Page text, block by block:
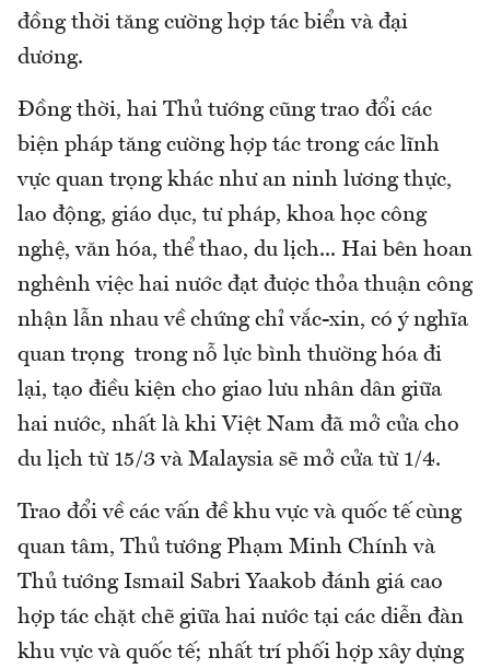
đồng thời tăng cường hợp tác biển và đại
dương.
Đồng thời, hai Thủ tướng cũng trao đổi các
biện pháp tăng cường hợp tác trong các lĩnh
vực quan trọng khác như an ninh lương thực,
lao động, giáo dục, tư pháp, khoa học công
nghệ, văn hóa, thể thao, du lịch... Hai bên hoan
nghênh việc hai nước đạt được thỏa thuận công
nhận lẫn nhau về chứng chỉ vắc-xin, có ý nghĩa
quan trọng trong nỗ lực bình thường hóa đi
lại, tạo điều kiện cho giao lưu nhân dân giữa
hai nước, nhất là khi Việt Nam đã mở cửa cho
du lịch từ 15/3 và Malaysia sẽ mở cửa từ 1/4.
Trao đổi về các vấn đề khu vực và quốc tế cùng
quan tâm, Thủ tướng Phạm Minh Chính và
Thủ tướng Ismail Sabri Yaakob đánh giá cao
hợp tác chặt chẽ giữa hai nước tại các diễn đàn
khu vực và quốc tế; nhất trí phối hợp xây dựng